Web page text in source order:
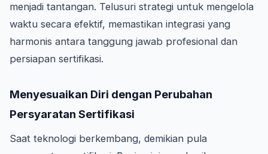
menjadi tantangan. Telusuri strategi untuk mengelola
waktu secara efektif, memastikan integrasi yang
harmonis antara tanggung jawab profesional dan
persiapan sertifikasi.
Menyesuaikan Diri dengan Perubahan
Persyaratan Sertifikasi
Saat teknologi berkembang, demikian pula